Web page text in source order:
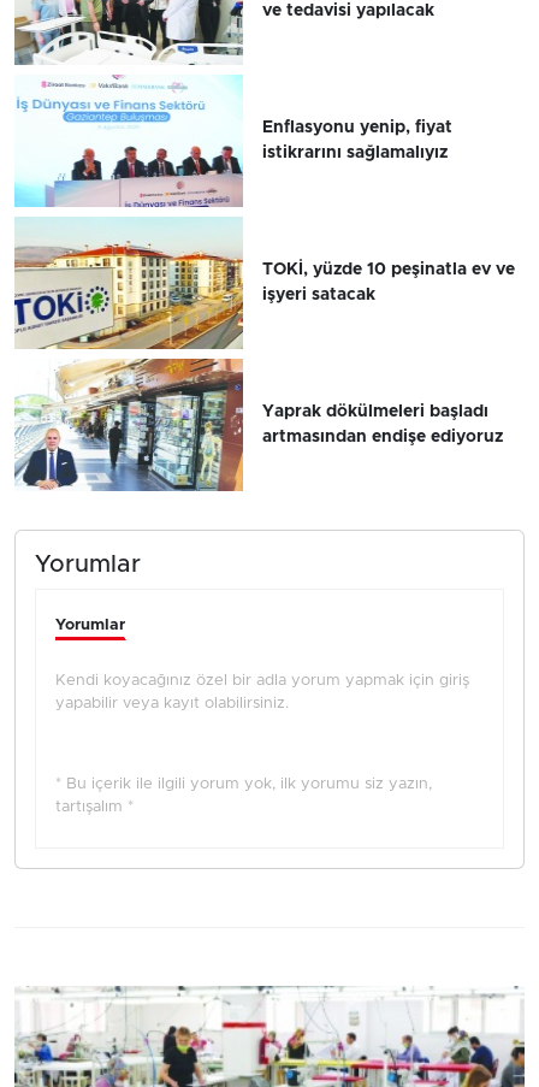
ve tedavisi yapılacak
Enflasyonu yenip, fiyat
istikrarını sağlamalıyız
TOKİ, yüzde 10 peşinatla ev ve
işyeri satacak
Yaprak dökülmeleri başladı
artmasından endişe ediyoruz
Yorumlar
Yorumlar
Kendi koyacağınız özel bir adla yorum yapmak için giriş
yapabilir veya kayıt olabilirsiniz.
* Bu içerik ile ilgili yorum yok, ilk yorumu siz yazın,
tartışalım *